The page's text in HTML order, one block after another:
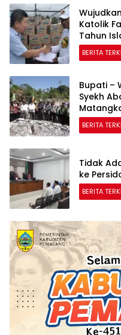
Katolik
Tahun
BERITA
Bupati –
Syekh
Masuk
BERITA
Tidak
ke
BERITA